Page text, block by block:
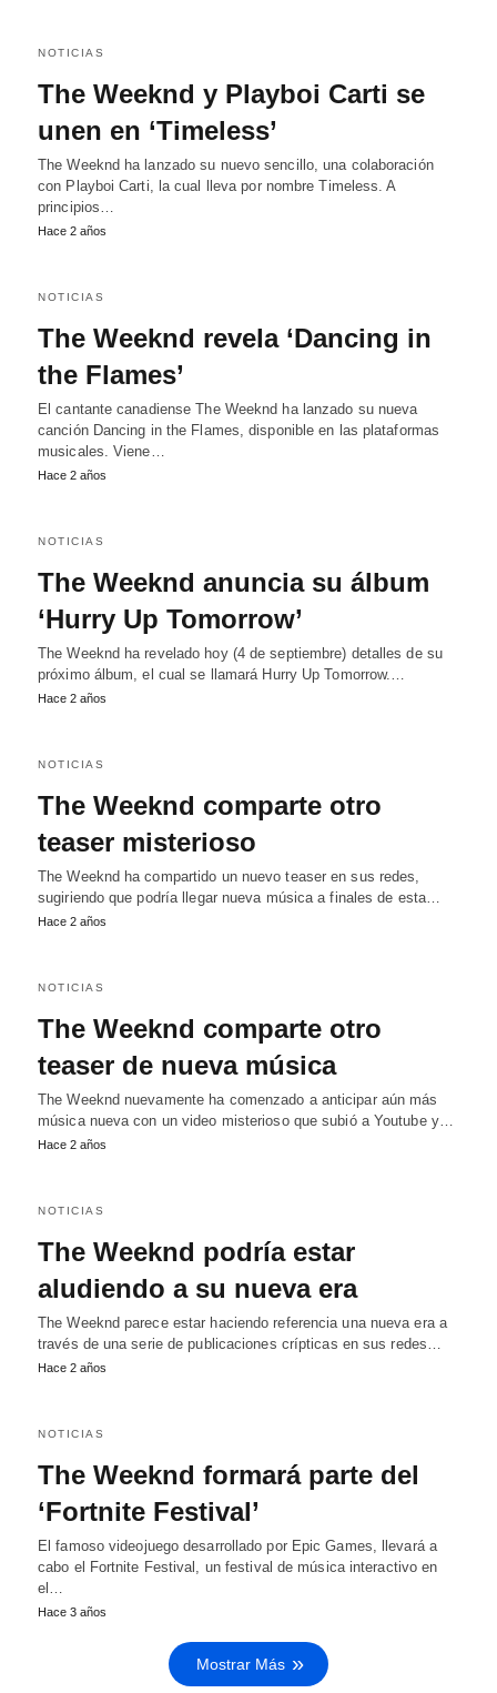
NOTICIAS
The Weeknd y Playboi Carti se
unen en ‘Timeless’
The Weeknd ha lanzado su nuevo sencillo, una colaboración
con Playboi Carti, la cual lleva por nombre Timeless. A
principios…
Hace 2 años
NOTICIAS
The Weeknd revela ‘Dancing in
the Flames’
El cantante canadiense The Weeknd ha lanzado su nueva
canción Dancing in the Flames, disponible en las plataformas
musicales. Viene…
Hace 2 años
NOTICIAS
The Weeknd anuncia su álbum
‘Hurry Up Tomorrow’
The Weeknd ha revelado hoy (4 de septiembre) detalles de su
próximo álbum, el cual se llamará Hurry Up Tomorrow.…
Hace 2 años
NOTICIAS
The Weeknd comparte otro
teaser misterioso
The Weeknd ha compartido un nuevo teaser en sus redes,
sugiriendo que podría llegar nueva música a finales de esta…
Hace 2 años
NOTICIAS
The Weeknd comparte otro
teaser de nueva música
The Weeknd nuevamente ha comenzado a anticipar aún más
música nueva con un video misterioso que subió a Youtube y…
Hace 2 años
NOTICIAS
The Weeknd podría estar
aludiendo a su nueva era
The Weeknd parece estar haciendo referencia una nueva era a
través de una serie de publicaciones crípticas en sus redes…
Hace 2 años
NOTICIAS
The Weeknd formará parte del
‘Fortnite Festival’
El famoso videojuego desarrollado por Epic Games, llevará a
cabo el Fortnite Festival, un festival de música interactivo en
el…
Hace 3 años
Mostrar Más